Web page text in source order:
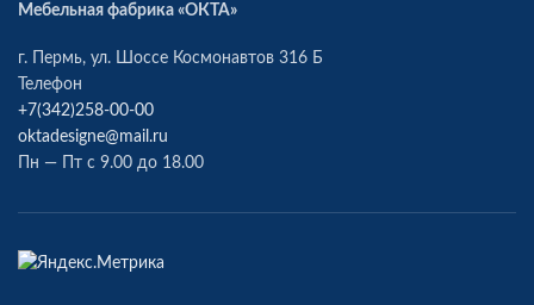
Мебельная фабрика «ОКТА»
г. Пермь, ул. Шоссе Космонавтов 316 Б
Телефон
+7(342)258-00-00
oktadesigne@mail.ru
Пн — Пт с 9.00 до 18.00